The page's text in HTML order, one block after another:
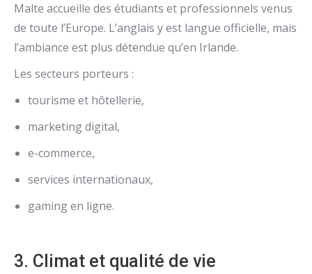
Malte accueille des étudiants et professionnels venus
de toute l’Europe. L’anglais y est langue officielle, mais
l’ambiance est plus détendue qu’en Irlande.
Les secteurs porteurs :
tourisme et hôtellerie,
marketing digital,
e-commerce,
services internationaux,
gaming en ligne.
3. Climat et qualité de vie